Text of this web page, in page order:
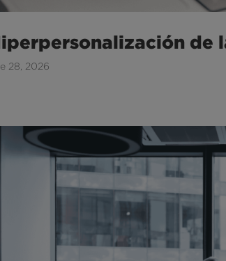
de
28, 2026